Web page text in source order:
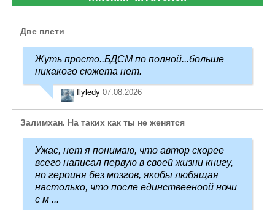
Две плети
Жуть просто..БДСМ по полной...больше
никакого сюжета нет.
flyledy 07.08.2026
Залимхан. На таких как ты не женятся
Ужас, нет я понимаю, что автор скорее
всего написал первую в своей жизни книгу,
но героиня без мозгов, якобы любящая
настолько, что после единствееноой ночи
с м ...